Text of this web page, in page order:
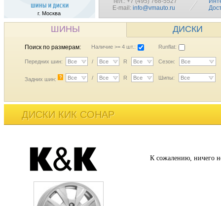
г. Москва
E-mail: info@vmauto.ru
ШИНЫ ДИСКИ
Поиск по размерам: Наличие >= 4 шт.: Runflat:
Передних шин: Все / Все R Все Сезон: Все
Задних шин: ? Все / Все R Все Шипы: Все
ДИСКИ КИК СОНАР
К сожалению, ничего